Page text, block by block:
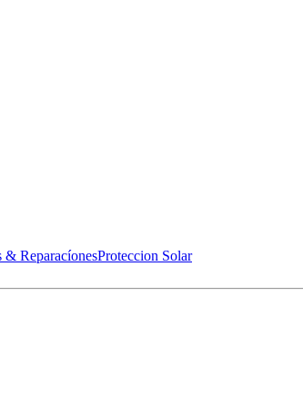
& ReparacíonesProteccion Solar